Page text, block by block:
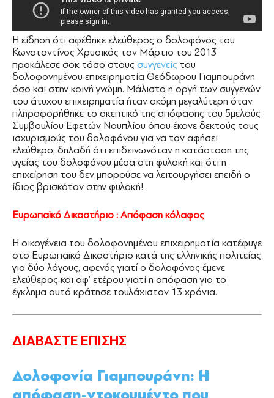
Η είδηση ότι αφέθηκε ελεύθερος ο δολοφόνος του
Κωνσταντίνος Χρυσικός τον Μάρτιο του 2013
προκάλεσε σοκ τόσο στους συγγενείς του
δολοφονημένου επιχειρηματία Θεόδωρου Γιαμπουράνη
όσο και στην κοινή γνώμη. Μάλιστα η οργή των συγγενών
του άτυχου επιχειρηματία ήταν ακόμη μεγαλύτερη όταν
πληροφορήθηκε το σκεπτικό της απόφασης του 5μελούς
Συμβουλίου Εφετών Ναυπλίου όπου έκανε δεκτούς τους
ισχυρισμούς του δολοφόνου για να τον αφήσει
ελεύθερο, δηλαδή ότι επιδεινωνόταν η κατάσταση της
υγείας του δολοφόνου μέσα στη φυλακή και ότι η
επιχείρηση του δεν μπορούσε να λειτουργήσει επειδή ο
ίδιος βρισκόταν στην φυλακή!
Ευρωπαϊκό Δικαστήριο : Απόφαση κόλαφος
Η οικογένεια του δολοφονημένου επιχειρηματία κατέφυγε
στο Ευρωπαϊκό Δικαστήριο κατά της ελληνικής πολιτείας
για δύο λόγους, αφενός γιατί ο δολοφόνος έμενε
ελεύθερος και αφ’ ετέρου γιατί η απόφαση για το
έγκλημα αυτό κράτησε τουλάχιστον 13 χρόνια.
ΔΙΑΒΑΣΤΕ ΕΠΙΣΗΣ
Δολοφονία Γιαμπουράνη: Η